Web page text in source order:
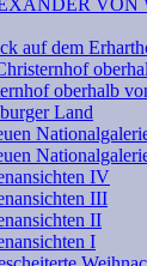
auf dem
oberhalb
Land
IV
III
II
I